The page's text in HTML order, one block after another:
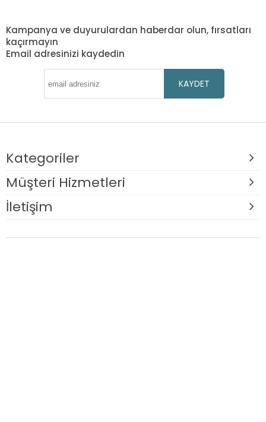
Kampanya ve duyurulardan haberdar olun, fırsatları
kaçırmayın
Email adresinizi kaydedin
KAYDET
Kategoriler
Müşteri Hizmetleri
İletişim